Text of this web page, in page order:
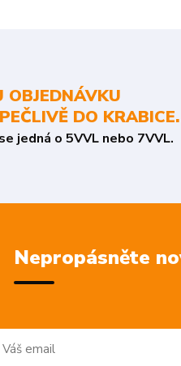
OBJEDNÁVKU
DO KRABICE.
jedná o 5VVL nebo 7VVL.
Nepropásněte